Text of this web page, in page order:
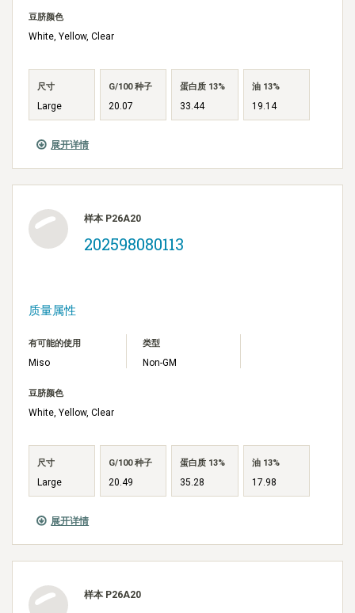
展开详情
豆脐颜色
White, Yellow, Clear
尺寸
Large
G/100 种子
20.07
蛋白质 13%
33.44
油 13%
19.14
展开详情
样本 P26A20
202598080113
质量属性
有可能的使用
Miso
类型
Non-GM
豆脐颜色
White, Yellow, Clear
尺寸
Large
G/100 种子
20.49
蛋白质 13%
35.28
油 13%
17.98
样本 P26A20